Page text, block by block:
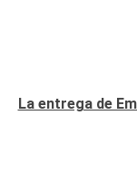
La entrega de